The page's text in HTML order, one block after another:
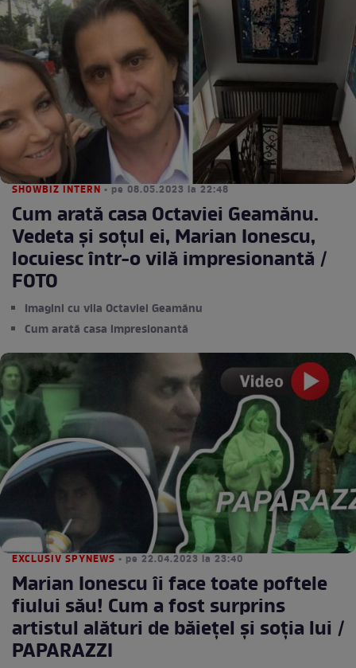
SHOWBIZ INTERN • pe 08.05.2023 la 22:48
Cum arată casa Octaviei Geamănu.
Vedeta și soțul ei, Marian Ionescu,
locuiesc într-o vilă impresionantă /
FOTO
Imagini cu vila Octaviei Geamănu
Cum arată casa impresionantă
EXCLUSIV SPYNEWS • pe 22.04.2023 la 23:40
Marian Ionescu îi face toate poftele
fiului său! Cum a fost surprins
artistul alături de băiețel și soția lui /
PAPARAZZI